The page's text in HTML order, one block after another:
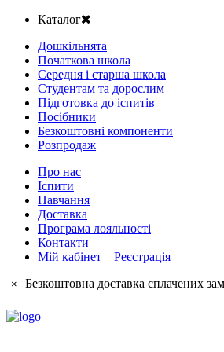
Каталог
Дошкільнята
Початкова школа
Середня і старша школа
Студентам та дорослим
Підготовка до іспитів
Посібники
Безкоштовні компоненти
Розпродаж
Про нас
Іспити
Навчання
Доставка
Програма лояльності
Контакти
Мій кабінет Реєстрація
× Безкоштовна доставка сплачених